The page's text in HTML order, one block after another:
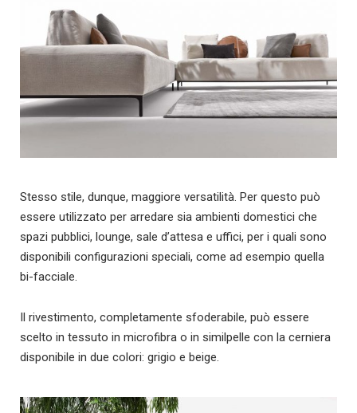
Stesso stile, dunque, maggiore versatilità. Per questo può
essere utilizzato per arredare sia ambienti domestici che
spazi pubblici, lounge, sale d’attesa e uffici, per i quali sono
disponibili configurazioni speciali, come ad esempio quella
bi-facciale.
Il rivestimento, completamente sfoderabile, può essere
scelto in tessuto in microfibra o in similpelle con la cerniera
disponibile in due colori: grigio e beige.